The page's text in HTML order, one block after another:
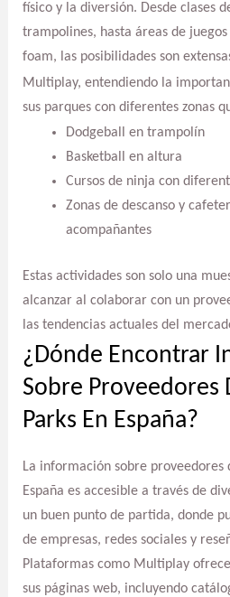
físico y la diversión. Desde clases
trampolines, hasta áreas de juegos
foam, las posibilidades son
Multiplay, entendiendo la
sus parques con diferentes zonas
Dodgeball en trampolín
Basketball en altura
Cursos de ninja con
Zonas de descanso y
acompañantes
Estas actividades son solo una
alcanzar al colaborar con un
las tendencias actuales del
¿Dónde Encontrar
Sobre Proveedores
Parks En España?
La información sobre proveedores
España es accesible a través de
un buen punto de partida, donde
de empresas, redes sociales y
Plataformas como Multiplay
sus páginas web, incluyendo